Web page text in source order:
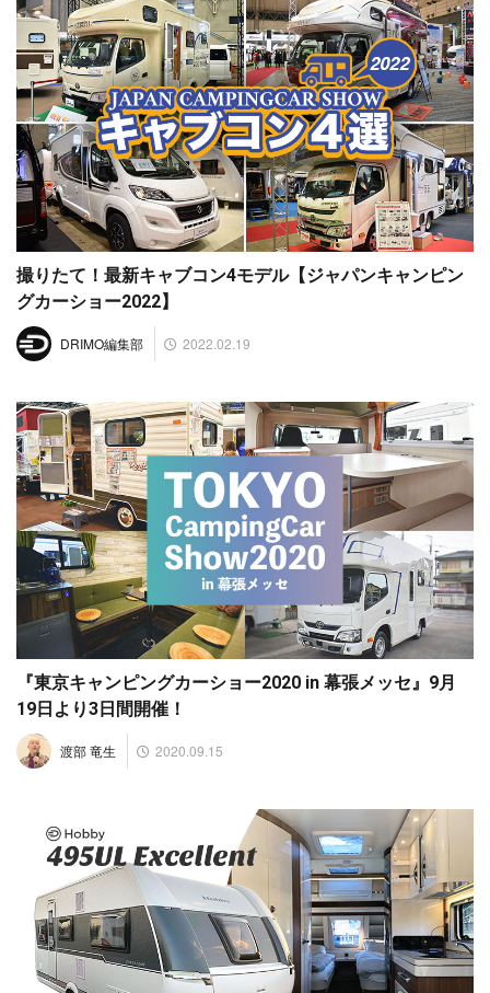
撮りたて！最新キャブコン4モデル【ジャパンキャンピン
グカーショー2022】
DRIMO編集部 2022.02.19
『東京キャンピングカーショー2020 in 幕張メッセ』9月
19日より3日間開催！
渡部 竜生 2020.09.15